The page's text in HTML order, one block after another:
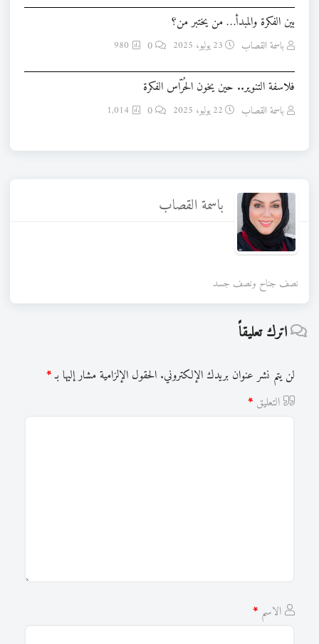
بين الفكرة والمبدأ… من يختبر من؟
باسمة القصاب 23 يوليو، 2025 980
فلاسفة التنوير.. حين يخون الحُرّاس الفكرة
باسمة القصاب 22 يوليو، 2025 1,014
باسمة القصاب
نصف جناح ونصف جسد
اترك تعليقاً
لن يتم نشر عنوان بريدك الإلكتروني. الحقول الإلزامية مشار إليها بـ*
التعليق *
الاسم *